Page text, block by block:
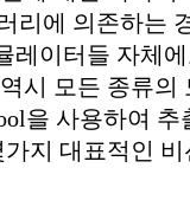
리에 의존하는
레이터들 자체
시 모든 종류의
을 사용하여 추
지 대표적인